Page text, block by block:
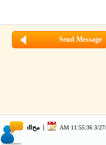
محdl 3/27/2018